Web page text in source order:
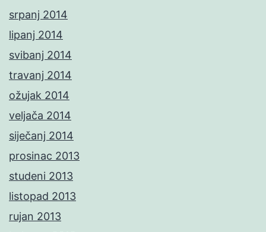
srpanj 2014
lipanj 2014
svibanj 2014
travanj 2014
ožujak 2014
veljača 2014
siječanj 2014
prosinac 2013
studeni 2013
listopad 2013
rujan 2013